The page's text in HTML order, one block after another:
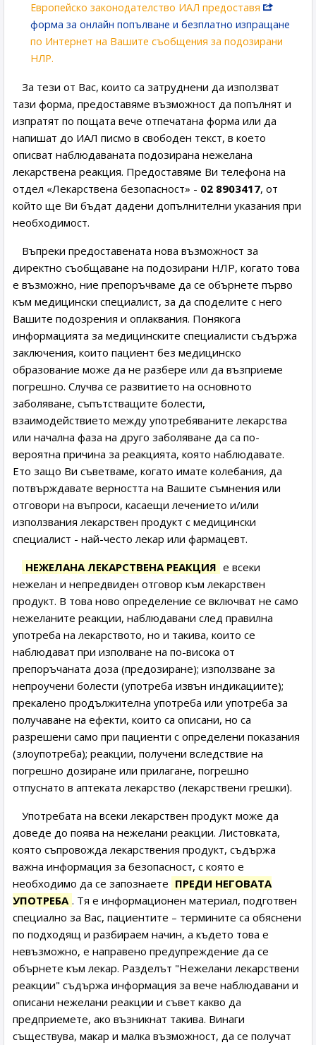
Eвропейско законодателство ИАЛ предоставя
форма за онлайн попълване и безплатно изпращане
по Интернет на Вашите съобщения за подозирани
НЛР.
За тези от Вас, които са затруднени да използват
тази форма, предоставяме възможност да попълнят и
изпратят по пощата вече отпечатана форма или да
напишат до ИАЛ писмо в свободен текст, в което
описват наблюдаваната подозирана нежелана
лекарствена реакция. Предоставяме Ви телефона на
отдел «Лекарствена безопасност» - 02 8903417, от
който ще Ви бъдат дадени допълнителни указания при
необходимост.
Въпреки предоставената нова възможност за
директно съобщаване на подозирани НЛР, когато това
е възможно, ние препоръчваме да се обърнете първо
към медицински специалист, за да споделите с него
Вашите подозрения и оплаквания. Понякога
информацията за медицинските специалисти съдържа
заключения, които пациент без медицинско
образование може да не разбере или да възприеме
погрешно. Случва се развитието на основното
заболяване, съпътстващите болести,
взаимодействието между употребяваните лекарства
или начална фаза на друго заболяване да са по-
вероятна причина за реакцията, която наблюдавате.
Ето защо Ви съветваме, когато имате колебания, да
потвърждавате верността на Вашите съмнения или
отговори на въпроси, касаещи лечението и/или
използвания лекарствен продукт с медицински
специалист - най-често лекар или фармацевт.
НЕЖЕЛАНА ЛЕКАРСТВЕНА РЕАКЦИЯ е всеки
нежелан и непредвиден отговор към лекарствен
продукт. В това ново определение се включват не само
нежеланите реакции, наблюдавани след правилна
употреба на лекарството, но и такива, които се
наблюдават при изполване на по-висока от
препоръчаната доза (предозиране); използване за
непроучени болести (употреба извън индикациите);
прекалено продължителна употреба или употреба за
получаване на ефекти, които са описани, но са
разрешени само при пациенти с определени показания
(злоупотреба); реакции, получени вследствие на
погрешно дозиране или прилагане, погрешно
отпуснато в аптеката лекарство (лекарствени грешки).
Употребата на всеки лекарствен продукт може да
доведе до поява на нежелани реакции. Листовката,
която съпровожда лекарствения продукт, съдържа
важна информация за безопасност, с която е
необходимо да се запознаете ПРЕДИ НЕГОВАТА
УПОТРЕБА . Тя е информационен материал, подготвен
специално за Вас, пациентите – термините са обяснени
по подходящ и разбираем начин, а където това е
невъзможно, е направено предупреждение да се
обърнете към лекар. Разделът "Нежелани лекарствени
реакции" съдържа информация за вече наблюдавани и
описани нежелани реакции и съвет какво да
предприемете, ако възникнат такива. Винаги
съществува, макар и малка възможност, да се получат